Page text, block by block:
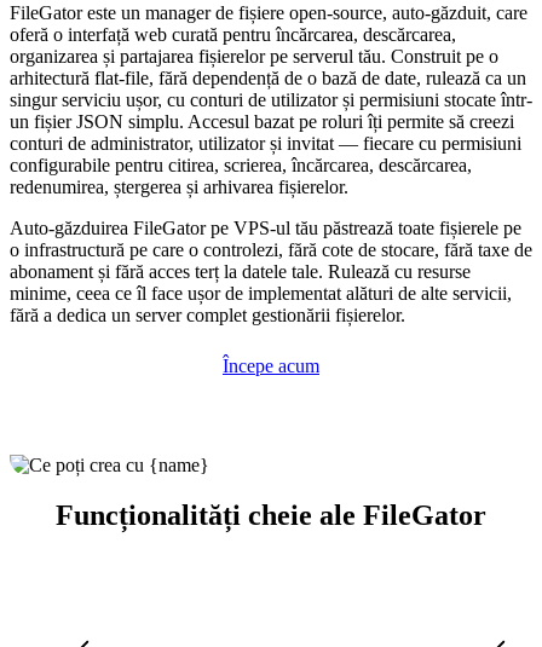
FileGator este un manager de fișiere open-source, auto-găzduit, care
oferă o interfață web curată pentru încărcarea, descărcarea,
organizarea și partajarea fișierelor pe serverul tău. Construit pe o
arhitectură flat-file, fără dependență de o bază de date, rulează ca un
singur serviciu ușor, cu conturi de utilizator și permisiuni stocate într-
un fișier JSON simplu. Accesul bazat pe roluri îți permite să creezi
conturi de administrator, utilizator și invitat — fiecare cu permisiuni
configurabile pentru citirea, scrierea, încărcarea, descărcarea,
redenumirea, ștergerea și arhivarea fișierelor.
Auto-găzduirea FileGator pe VPS-ul tău păstrează toate fișierele pe
o infrastructură pe care o controlezi, fără cote de stocare, fără taxe de
abonament și fără acces terț la datele tale. Rulează cu resurse
minime, ceea ce îl face ușor de implementat alături de alte servicii,
fără a dedica un server complet gestionării fișierelor.
Începe acum
Funcționalități cheie ale FileGator